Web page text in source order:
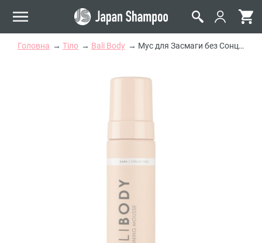
Головна Тіло Bali Body Мус для Засмаги без Сонця Bali Body Self Tanning Mousse